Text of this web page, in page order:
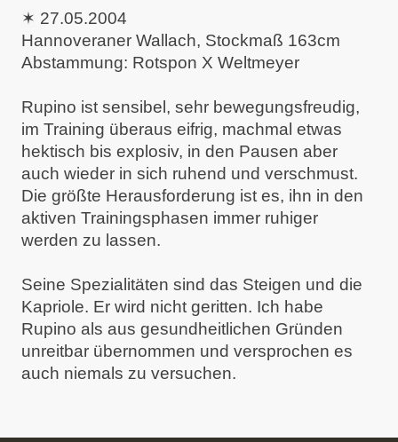
✶ 27.05.2004
Hannoveraner Wallach, Stockmaß 163cm
Abstammung: Rotspon X Weltmeyer
Rupino ist sensibel, sehr bewegungsfreudig,
im Training überaus eifrig, machmal etwas
hektisch bis explosiv, in den Pausen aber
auch wieder in sich ruhend und verschmust.
Die größte Herausforderung ist es, ihn in den
aktiven Trainingsphasen immer ruhiger
werden zu lassen.
Seine Spezialitäten sind das Steigen und die
Kapriole. Er wird nicht geritten. Ich habe
Rupino als aus gesundheitlichen Gründen
unreitbar übernommen und versprochen es
auch niemals zu versuchen.